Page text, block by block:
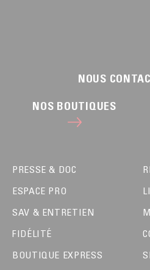
NOUS
NOS BOUTIQUES
PRESSE & DOC
ESPACE PRO
SAV & ENTRETIEN
FIDÉLITÉ
BOUTIQUE EXPRESS